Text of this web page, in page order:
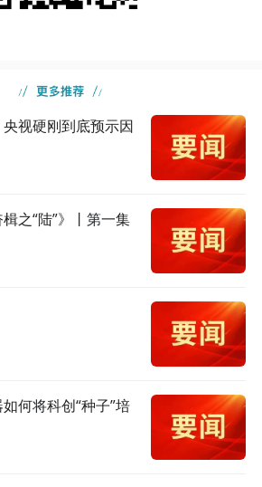
视硬刚到底预示因
之“陆”》丨第一集
何将科创“种子”培